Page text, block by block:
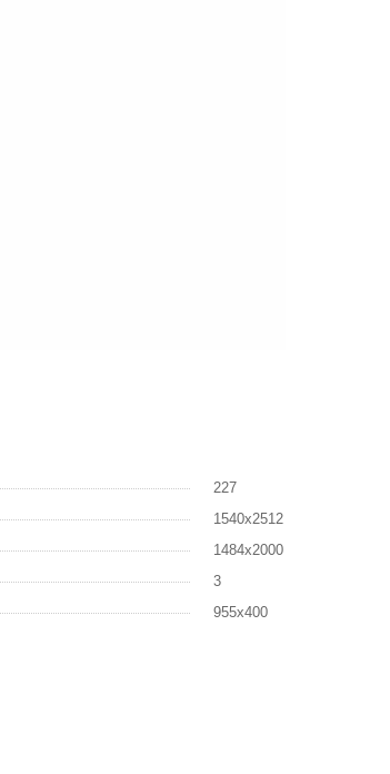
227
1540х2512
1484х2000
3
955х400